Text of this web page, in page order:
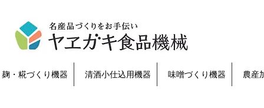
麹・糀づくり機器 清酒小仕込用機器 味噌づくり機器 農産